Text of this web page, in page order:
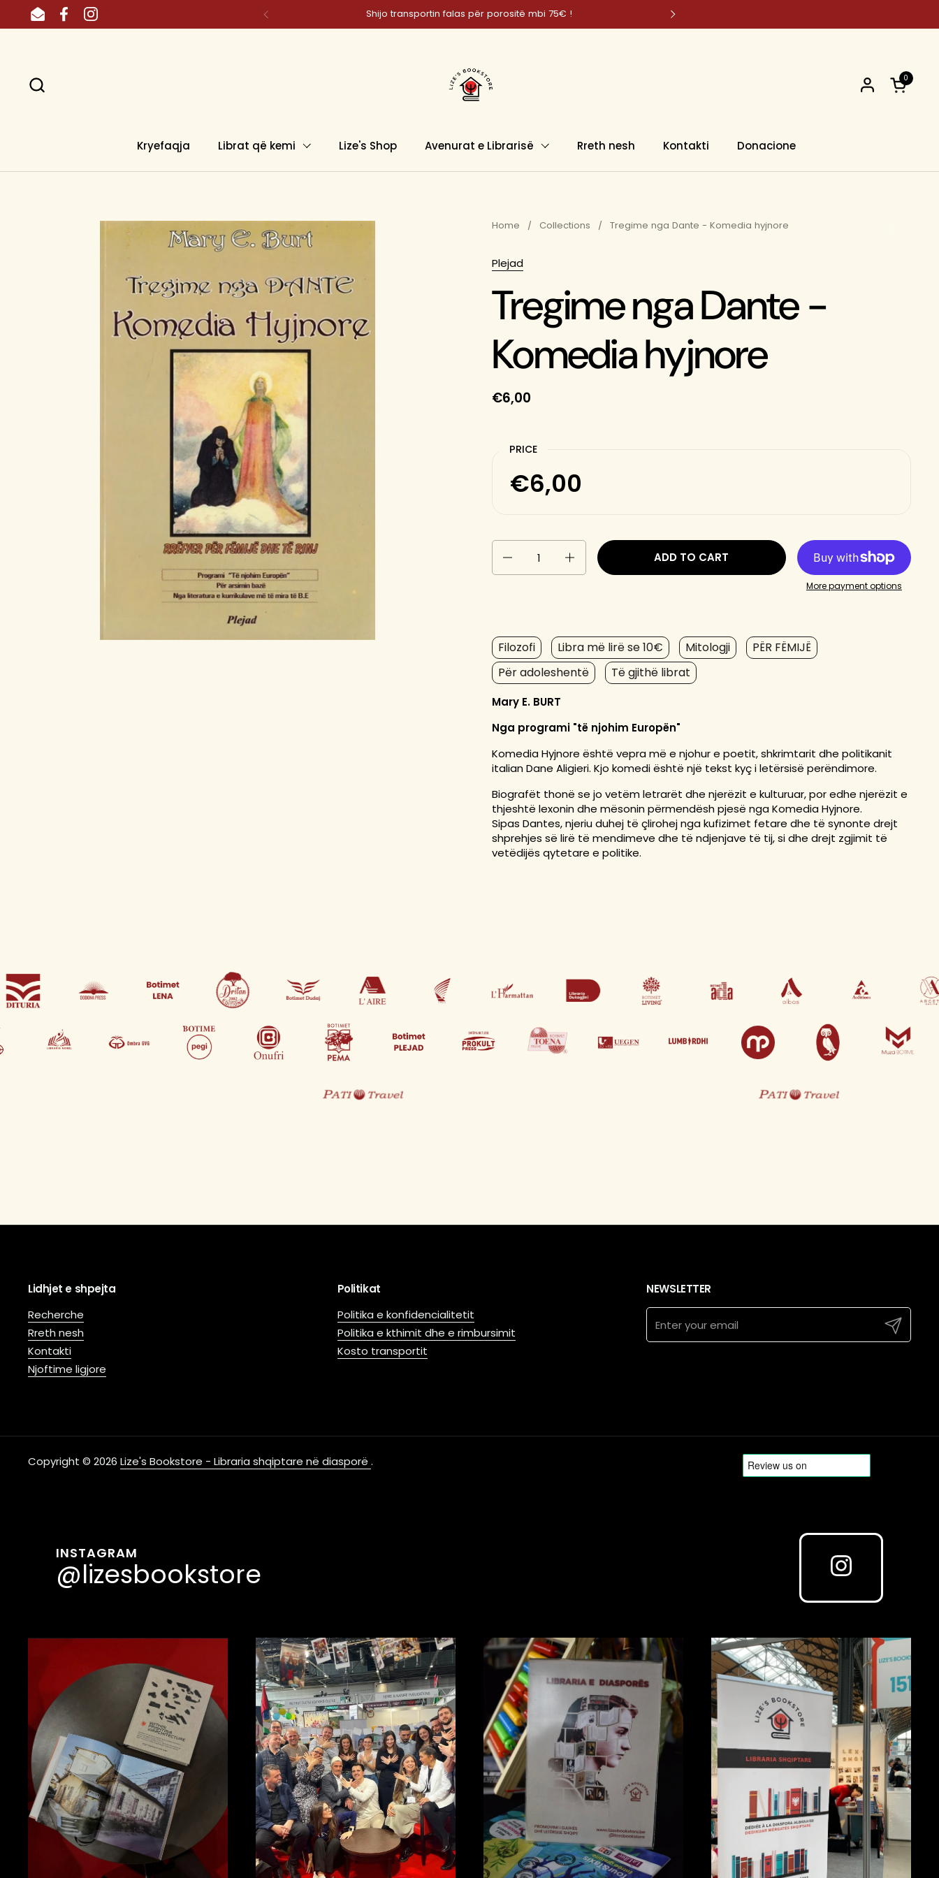
Skip to content
EmailFacebookInstagram Shijo transportin falas për porositë mbi 75€ !
Open
0
Kryefaqja Librat që kemi Lize's Shop Avenurat e Librarisë Rreth nesh Kontakti Donacione
Home / Collections / Tregime nga Dante - Komedia hyjnore
Plejad
Tregime nga Dante -
Komedia hyjnore
€6,00
PRICE
€6,00
ADD TO CART
More payment options
Filozofi Libra më lirë se 10€ Mitologji
PËR FËMIJË
Për adoleshentë
Të gjithë librat
Mary E. BURT
Nga programi "të njohim Europën"
Komedia Hyjnore është vepra më e njohur e poetit, shkrimtarit dhe politikanit
italian Dane Aligieri. Kjo komedi është një tekst kyç i letërsisë perëndimore.
Biografët thonë se jo vetëm letrarët dhe njerëzit e kulturuar, por edhe njerëzit e
thjeshtë lexonin dhe mësonin përmendësh pjesë nga Komedia Hyjnore.
Sipas Dantes, njeriu duhej të çlirohej nga kufizimet fetare dhe të synonte drejt
shprehjes së lirë të mendimeve dhe të ndjenjave të tij, si dhe drejt zgjimit të
vetëdijës qytetare e politike.
Lidhjet e shpejta
Recherche
Rreth nesh
Kontakti
Njoftime ligjore
Politikat
Politika e konfidencialitetit
Politika e kthimit dhe e rimbursimit
Kosto transportit
NEWSLETTER
Submit
Copyright © 2026 Lize's Bookstore - Libraria shqiptare në diasporë .
INSTAGRAM
@lizesbookstore